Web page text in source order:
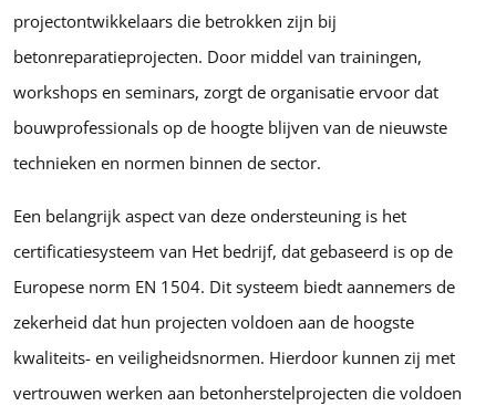
projectontwikkelaars die betrokken zijn bij
betonreparatieprojecten. Door middel van trainingen,
workshops en seminars, zorgt de organisatie ervoor dat
bouwprofessionals op de hoogte blijven van de nieuwste
technieken en normen binnen de sector.
Een belangrijk aspect van deze ondersteuning is het
certificatiesysteem van Het bedrijf, dat gebaseerd is op de
Europese norm EN 1504. Dit systeem biedt aannemers de
zekerheid dat hun projecten voldoen aan de hoogste
kwaliteits- en veiligheidsnormen. Hierdoor kunnen zij met
vertrouwen werken aan betonherstelprojecten die voldoen